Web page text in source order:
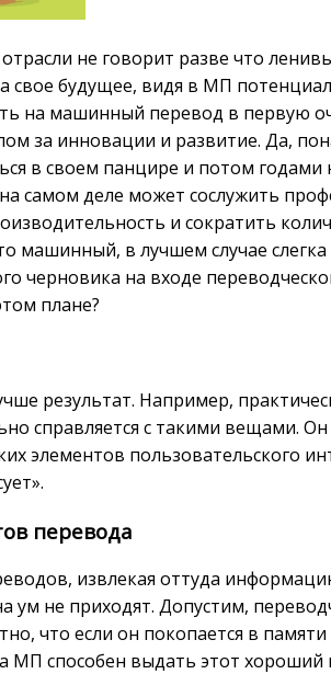
не говорит разве что
свое будущее, видя в МП
на машинный перевод в первую
за инновации и развитие. Да,
в своем панцире и потом
самом деле может сослужить
и сократить
машинный, в лучшем случае
черновика на входе
плане?
результат. Например,
справляется с такими вещами.
элементов пользовательского
перевода
извлекая оттуда
ум не приходят. Допустим,
что если он покопается в
МП способен выдать этот